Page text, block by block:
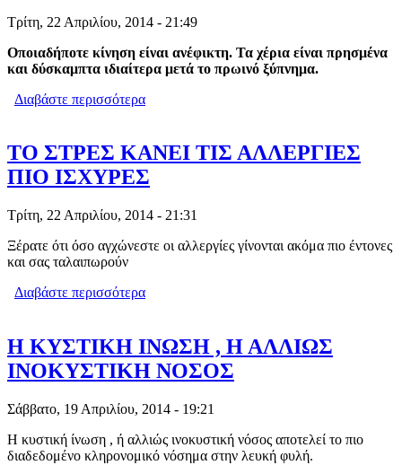
Τρίτη, 22 Απριλίου, 2014 - 21:49
Οποιαδήποτε κίνηση είναι ανέφικτη. Τα χέρια είναι πρησμένα
και δύσκαμπτα ιδιαίτερα μετά το πρωινό ξύπνημα.
Διαβάστε περισσότερα
ΤΟ ΣΤΡΕΣ ΚΑΝΕΙ ΤΙΣ ΑΛΛΕΡΓΙΕΣ
ΠΙΟ ΙΣΧΥΡΕΣ
Τρίτη, 22 Απριλίου, 2014 - 21:31
Ξέρατε ότι όσο αγχώνεστε οι αλλεργίες γίνονται ακόμα πιο έντονες
και σας ταλαιπωρούν
Διαβάστε περισσότερα
Η ΚΥΣΤΙΚΗ ΙΝΩΣΗ , Η ΑΛΛΙΩΣ
ΙΝΟΚΥΣΤΙΚΗ ΝΟΣΟΣ
Σάββατο, 19 Απριλίου, 2014 - 19:21
Η κυστική ίνωση , ή αλλιώς ινοκυστική νόσος αποτελεί το πιο
διαδεδομένο κληρονομικό νόσημα στην λευκή φυλή.